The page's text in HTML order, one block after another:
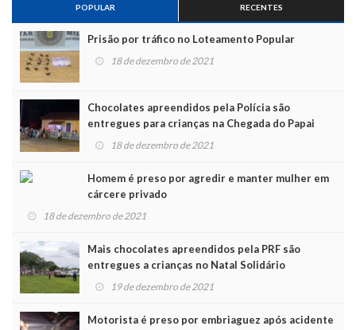
POPULAR RECENTES
Prisão por tráfico no Loteamento Popular
18 de dezembro de 2021
Chocolates apreendidos pela Polícia são
entregues para crianças na Chegada do Papai
Noel 18 de dezembro de 2021
Homem é preso por agredir e manter mulher em
cárcere privado
18 de dezembro de 2021
Mais chocolates apreendidos pela PRF são
entregues a crianças no Natal Solidário
19 de dezembro de 2021
Motorista é preso por embriaguez após acidente